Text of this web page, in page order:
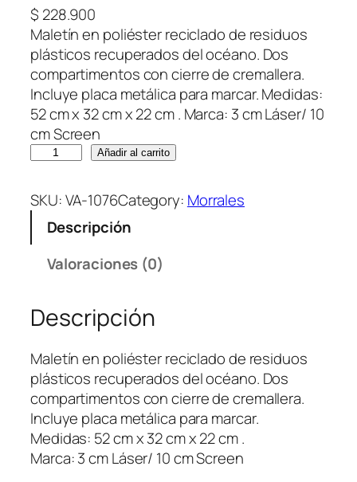
$ 228.900
Maletín en poliéster reciclado de residuos
plásticos recuperados del océano. Dos
compartimentos con cierre de cremallera.
Incluye placa metálica para marcar. Medidas:
52 cm x 32 cm x 22 cm . Marca: 3 cm Láser/ 10
cm Screen
l
e
a
s
t
e
r
O
c
e
Añadir al carrito
SKU:VA-1076Category: Morrales
Descripción
Valoraciones (0)
Descripción
Maletín en poliéster reciclado de residuos
plásticos recuperados del océano. Dos
compartimentos con cierre de cremallera.
Incluye placa metálica para marcar.
Medidas: 52 cm x 32 cm x 22 cm .
Marca: 3 cm Láser/ 10 cm Screen